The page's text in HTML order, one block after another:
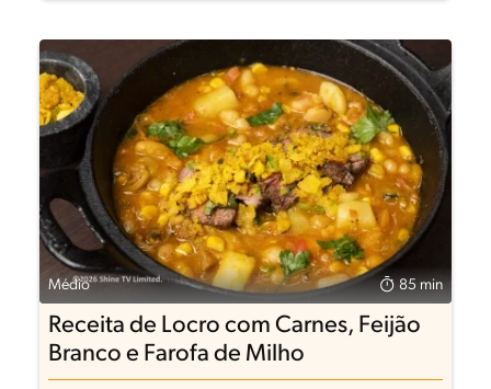
Médio 85 min
Receita de Locro com Carnes, Feijão
Branco e Farofa de Milho